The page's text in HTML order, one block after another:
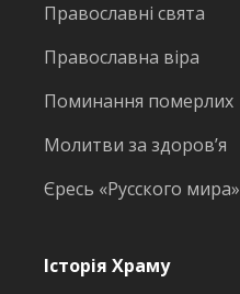
Православні свята
Православна віра
Поминання померлих
Молитви за здоров’я
Єресь «Русского мира»
Історія Храму